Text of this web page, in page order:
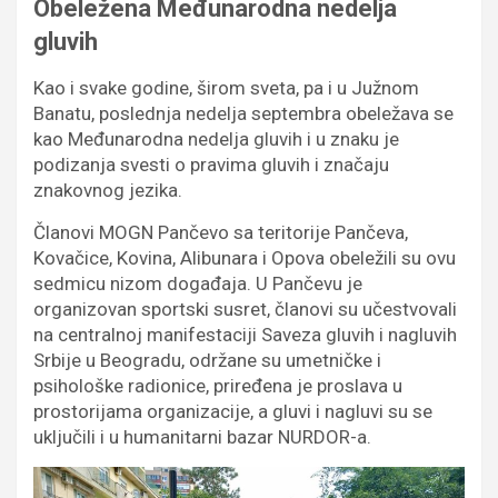
Obeležena Međunarodna nedelja
gluvih
Kao i svake godine, širom sveta, pa i u Južnom
Banatu, poslednja nedelja septembra obeležava se
kao Međunarodna nedelja gluvih i u znaku je
podizanja svesti o pravima gluvih i značaju
znakovnog jezika.
Članovi MOGN Pančevo sa teritorije Pančeva,
Kovačice, Kovina, Alibunara i Opova obeležili su ovu
sedmicu nizom događaja. U Pančevu je
organizovan sportski susret, članovi su učestvovali
na centralnoj manifestaciji Saveza gluvih i nagluvih
Srbije u Beogradu, održane su umetničke i
psihološke radionice, priređena je proslava u
prostorijama organizacije, a gluvi i nagluvi su se
uključili i u humanitarni bazar NURDOR-a.